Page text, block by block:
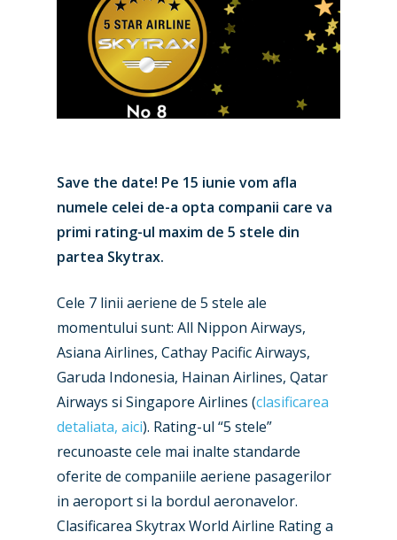
Save the date! Pe 15 iunie vom afla
numele celei de-a opta companii care va
primi rating-ul maxim de 5 stele din
partea Skytrax.
Cele 7 linii aeriene de 5 stele ale
momentului sunt: All Nippon Airways,
Asiana Airlines, Cathay Pacific Airways,
Garuda Indonesia, Hainan Airlines, Qatar
Airways si Singapore Airlines (clasificarea
detaliata, aici). Rating-ul “5 stele”
recunoaste cele mai inalte standarde
oferite de companiile aeriene pasagerilor
in aeroport si la bordul aeronavelor.
Clasificarea Skytrax World Airline Rating a
New Routes
Industry
Accidents / Incidents
Airshows
Dubai 2025
Paris 2025
Farnborough 2024
Paris 2023
Business Jets
Military
Trip Reports
Marketplace